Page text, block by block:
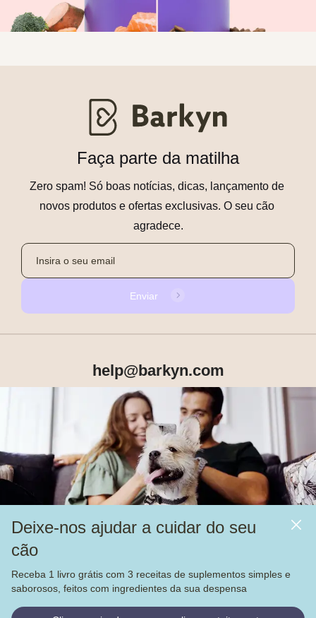
Deixe-nos ajudar a cuidar do seu
cão
Receba 1 livro grátis com 3 receitas de suplementos simples e
saborosos, feitos com ingredientes da sua despensa
Faça parte da matilha
Zero spam! Só boas notícias, dicas, lançamento de
novos produtos e ofertas exclusivas. O seu cão
agradece.
Enviar
help@barkyn.com
Produtos
Mais
Alimentação
Veja nossas4.000 avaliações no